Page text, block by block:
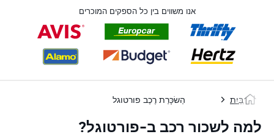
אנו משווים בין כל הספקים המוכרים
בַּיִת הַשׂכָּרַת רֶכֶב פורטוגל
למה לשכור רכב ב-פורטוגל?